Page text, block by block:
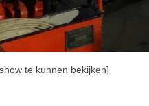
te kunnen bekijken]